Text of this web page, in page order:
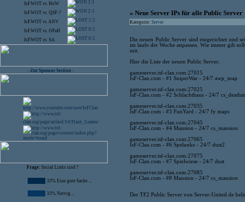
IsF.WOT vs. HoW 2:1
IsF.WOT vs. QSF-7 2:1
IsF.WOT vs.ANV 1:2
IsF.WOT vs. OFaH 0:2
IsF.WOT vs. SA 0:2
- Zur Sponsor Section -
Frage: Social Links sind ?
33% Eine gute Sache ...
33% Nervig ...
» Neue Server IPs für alle Public Server
Kategorie: Server
Die neuen Public Server sind eingerichtet und
im laufe der Woche anpassen. Wie immer gilt
mit.
Hier die Liste der neuen Public Server:
gameserver.isf-clan.com:27015
IsF-Clan.com - #1 SniperWar - 24/7 awp_map
gameserver.isf-clan.com:27025
IsF-Clan.com - #2 Schlachthaus - 24/7
gameserver.isf-clan.com:27035
IsF-Clan.com - #3 FunYard - 24/7 fy maps
gameserver.isf-clan.com:27045
IsF-Clan.com - #4 Mansion - 24/7 cs_mansion
gameserver.isf-clan.com:27065
IsF-Clan.com - #6 Spelunke - 24/7 dust2
gameserver.isf-clan.com:27075
IsF-Clan.com - #7 Spielwiese - 24/7 dust
gameserver.isf-clan.com:27085
IsF-Clan.com - #8 Mansion - 24/7 cs_mansion
Der TF2 Public Server von Server-United.de